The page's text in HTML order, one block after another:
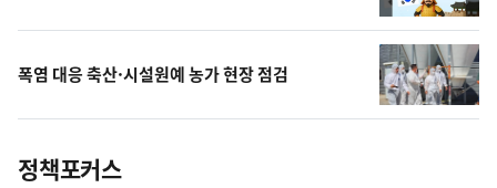
폭염 대응 축산·시설원예 농가 현장 점검
정책포커스